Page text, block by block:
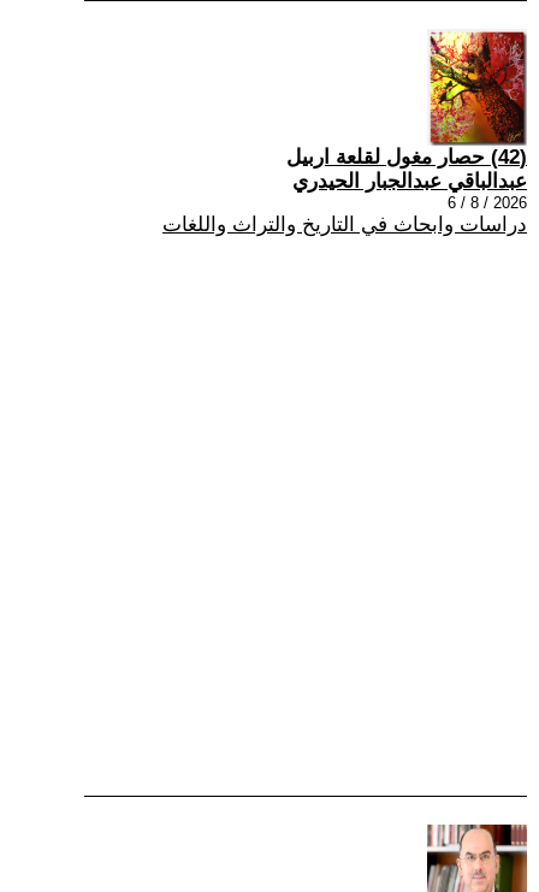
(42) حصار مغول لقلعة اربيل
عبدالباقي عبدالجبار الحيدري
2026 / 8 / 6
دراسات وابحاث في التاريخ والتراث واللغات